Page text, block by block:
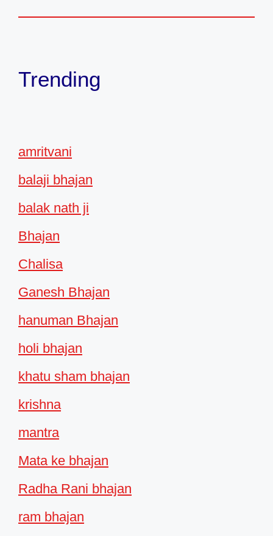
Trending
amritvani
balaji bhajan
balak nath ji
Bhajan
Chalisa
Ganesh Bhajan
hanuman Bhajan
holi bhajan
khatu sham bhajan
krishna
mantra
Mata ke bhajan
Radha Rani bhajan
ram bhajan